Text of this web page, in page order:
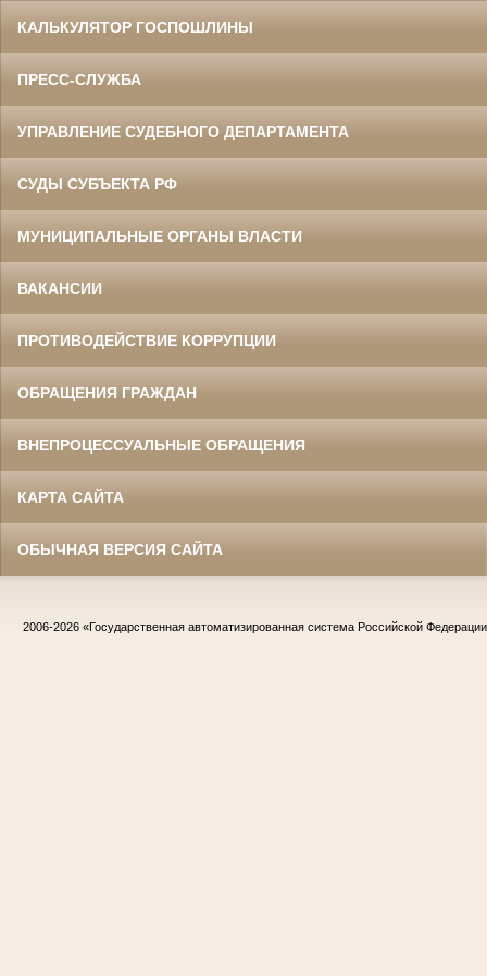
КАЛЬКУЛЯТОР ГОСПОШЛИНЫ
ПРЕСС-СЛУЖБА
УПРАВЛЕНИЕ СУДЕБНОГО ДЕПАРТАМЕНТА
СУДЫ СУБЪЕКТА РФ
МУНИЦИПАЛЬНЫЕ ОРГАНЫ ВЛАСТИ
ВАКАНСИИ
ПРОТИВОДЕЙСТВИЕ КОРРУПЦИИ
ОБРАЩЕНИЯ ГРАЖДАН
ВНЕПРОЦЕССУАЛЬНЫЕ ОБРАЩЕНИЯ
КАРТА САЙТА
ОБЫЧНАЯ ВЕРСИЯ САЙТА
2006-2026 «Государственная автоматизированная система Российской